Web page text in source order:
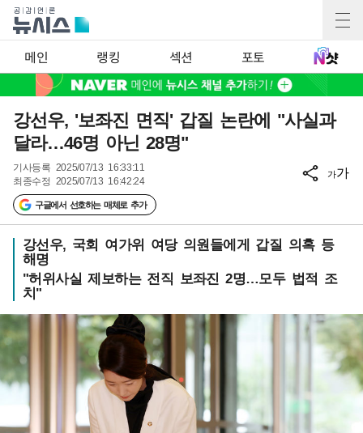
메인 랭킹 섹션 포토
강선우, '보좌진 면직' 갑질 논란에 "사실과
달라…46명 아닌 28명"
기사등록 2025/07/13 16:33:11
최종수정 2025/07/13 16:42:24
구글에서 선호하는 매체로 추가
가가
강선우, 국회 여가위 여당 의원들에게 갑질 의혹 등
해명
"허위사실 제보하는 전직 보좌진 2명…모두 법적 조
치"